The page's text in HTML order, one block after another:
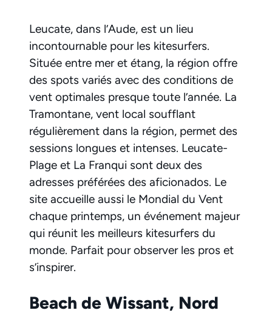
Leucate, dans l’Aude, est un lieu
incontournable pour les kitesurfers.
Située entre mer et étang, la région offre
des spots variés avec des conditions de
vent optimales presque toute l’année. La
Tramontane, vent local soufflant
régulièrement dans la région, permet des
sessions longues et intenses. Leucate-
Plage et La Franqui sont deux des
adresses préférées des aficionados. Le
site accueille aussi le Mondial du Vent
chaque printemps, un événement majeur
qui réunit les meilleurs kitesurfers du
monde. Parfait pour observer les pros et
s’inspirer.
Beach de Wissant, Nord